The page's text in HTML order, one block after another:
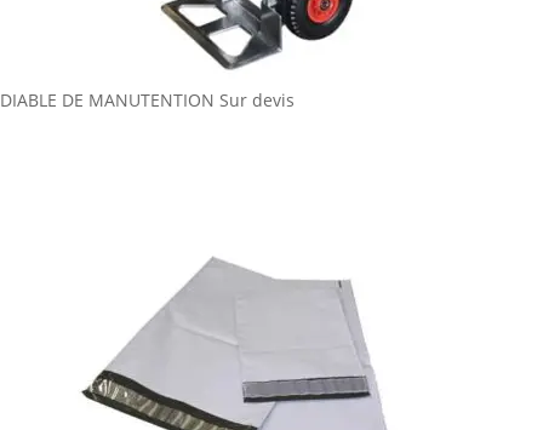
DIABLE DE MANUTENTION Sur devis